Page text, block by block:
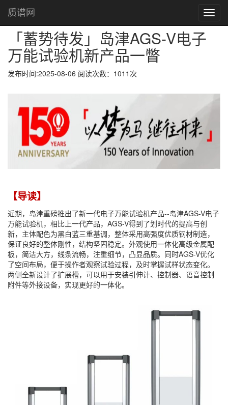
质谱网
首页 「蓄势待发」岛津AGS-V电子万能试验机新产品一瞥
「蓄势待发」岛津AGS-V电子
万能试验机新产品一瞥
发布时间:2025-08-06 阅读次数：1011次
【导读】
近期，岛津重磅推出了新一代电子万能试验机产品--岛津AGS-V电子
万能试验机，相比上一代产品，AGS-V得到了划时代的提高与创
新，主体配色为黑白蓝三重基调，整体采用高强度优质钢材制造，
保证良好的整体刚性，结构坚固稳定。外观使用一体化高级金属配
板，简洁大方，线条流畅，注重细节，凸显品质。同时AGS-V优化
了空间布局，便于操作者观察试验过程，及时掌握试样状态变化。
两侧全新设计了扩展槽，可以用于安装引伸计、控制器、语音控制
附件等外接设备，实现更好的一体化。